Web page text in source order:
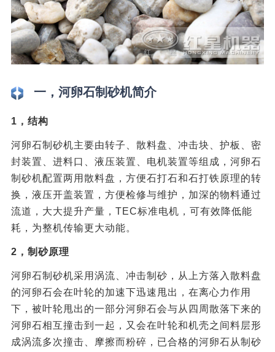
一，河卵石制砂机简介
1，结构
河卵石制砂机主要由转子、散料盘、冲击块、护板、密
封装置、进料口、液压装置、电机装置等组成，河卵石
制砂机配置两用散料盘，方便石打石和石打铁原理的转
换，液压开盖装置，方便检修与维护，加深的物料通过
流道，大大提升产量，TEC标准电机，可有效降低能
耗，为整机传输更大动能。
2，制砂原理
河卵石制砂机采用涡流、冲击制砂，从上方落入散料盘
的河卵石会在叶轮的加速下迅速甩出，在离心力作用
下，被叶轮甩出的一部分河卵石会与从四周散落下来的
河卵石相互撞击到一起，又会在叶轮和机壳之间料层形
成涡流多次撞击、摩擦而粉碎，已合格的河卵石从制砂